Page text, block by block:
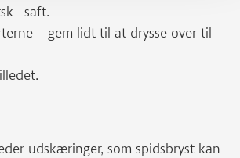
–saft.
– gem lidt til at drysse over til
udskæringer, som spidsbryst kan